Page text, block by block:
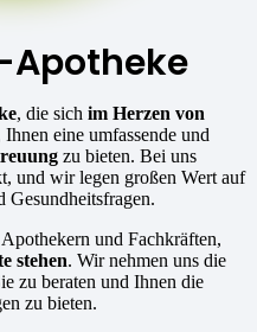
Apotheke
, die sich im Herzen von
eine umfassende und
zu bieten. Bei uns
und wir legen großen Wert auf
Gesundheitsfragen.
und Fachkräften,
stehen. Wir nehmen uns die
zu beraten und Ihnen die
zu bieten.